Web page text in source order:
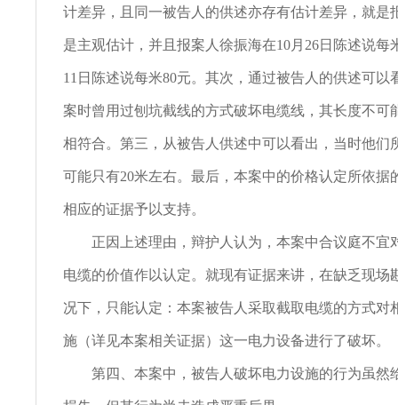
计差异，且同一被告人的供述亦存有估计差异，就是
是主观估计，并且报案人徐振海在10月26日陈述说每
11日陈述说每米80元。其次，通过被告人的供述可以
案时曾用过刨坑截线的方式破坏电缆线，其长度不可
相符合。第三，从被告人供述中可以看出，当时他们
可能只有20米左右。最后，本案中的价格认定所依据
相应的证据予以支持。
正因上述理由，辩护人认为，本案中合议庭不宜
电缆的价值作以认定。就现有证据来讲，在缺乏现场
况下，只能认定：本案被告人采取截取电缆的方式对
施（详见本案相关证据）这一电力设备进行了破坏。
第四、本案中，被告人破坏电力设施的行为虽然